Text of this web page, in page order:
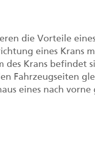
die Vorteile
eines Krans
Krans befindet
Fahrzeugseiten
eines nach